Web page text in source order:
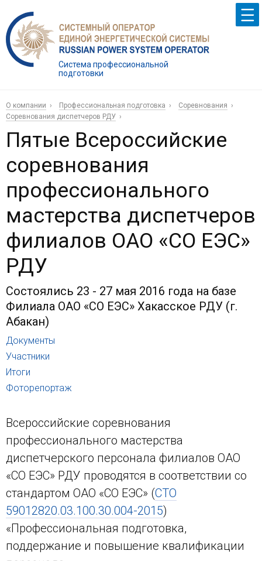
Система профессиональной
подготовки
О компании Профессиональная подготовка
Соревнования
Соревнования диспетчеров РДУ
Пятые Всероссийские
соревнования
профессионального
мастерства диспетчеров
филиалов ОАО «СО ЕЭС»
РДУ
Состоялись 23 - 27 мая 2016 года на базе
Филиала ОАО «СО ЕЭС» Хакасское РДУ (г.
Абакан)
Документы
Участники
Итоги
Фоторепортаж
Всероссийские соревнования
профессионального мастерства
диспетчерского персонала филиалов ОАО
«СО ЕЭС» РДУ проводятся в соответствии со
стандартом ОАО «СО ЕЭС» (СТО
59012820.03.100.30.004-2015)
«Профессиональная подготовка,
поддержание и повышение квалификации